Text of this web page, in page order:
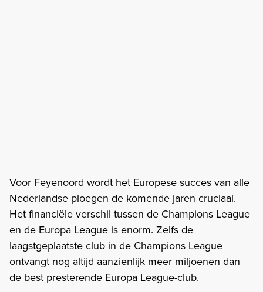
Voor Feyenoord wordt het Europese succes van alle
Nederlandse ploegen de komende jaren cruciaal.
Het financiële verschil tussen de Champions League
en de Europa League is enorm. Zelfs de
laagstgeplaatste club in de Champions League
ontvangt nog altijd aanzienlijk meer miljoenen dan
de best presterende Europa League-club.